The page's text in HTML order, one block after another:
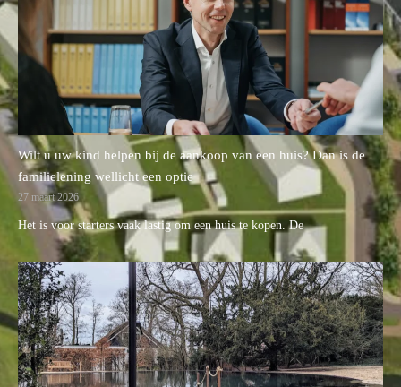
Wilt u uw kind helpen bij de aankoop van een huis? Dan is de
familielening wellicht een optie
27 maart 2026
Het is voor starters vaak lastig om een huis te kopen. De